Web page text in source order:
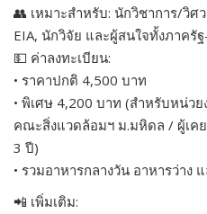
👥 เหมาะสำหรับ: นักวิชาการ/วิศ
EIA, นักวิจัย และผู้สนใจทั้งภาครั
💵 ค่าลงทะเบียน:
• ราคาปกติ 4,500 บาท
• พิเศษ 4,200 บาท (สำหรับหน่
คณะสิ่งแวดล้อมฯ ม.มหิดล / ผู้เค
3 ปี)
• รวมอาหารกลางวัน อาหารว่าง
📲 เพิ่มเติม: